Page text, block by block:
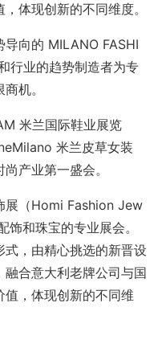
体现创新的不同维度。
向的 MILANO FASHI
行业的趋势制造者为专
机。
米兰国际鞋业展览
米兰皮草女装
产业第一盛会。
展（Homi Fashion Jew
和珠宝的专业展会。
，由精心挑选的新晋设
合意大利老牌公司与国
，体现创新的不同维